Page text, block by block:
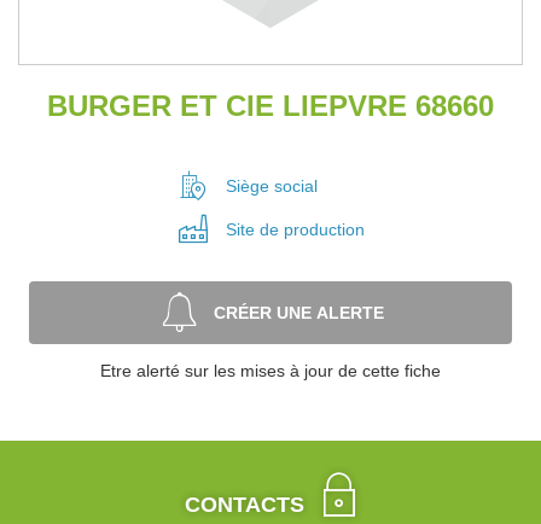
BURGER ET CIE LIEPVRE 68660
Siège social
Site de production
CRÉER UNE ALERTE
Etre alerté sur les mises à jour de cette fiche
CONTACTS